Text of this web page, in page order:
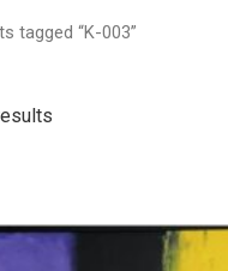
tagged “K-003”